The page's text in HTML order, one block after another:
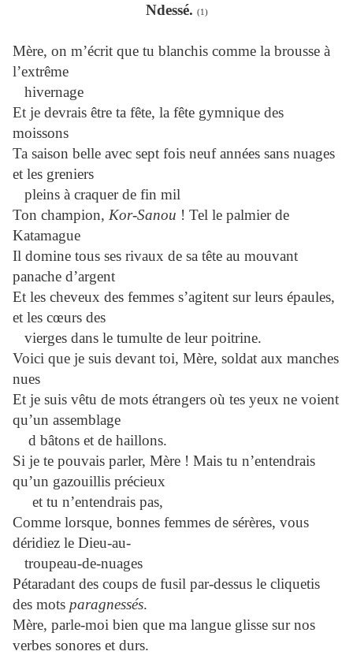
Ndessé. (1)
Mère, on m’écrit que tu blanchis comme la brousse à
l’extrême
hivernage
Et je devrais être ta fête, la fête gymnique des
moissons
Ta saison belle avec sept fois neuf années sans nuages
et les greniers
pleins à craquer de fin mil
Ton champion, Kor-Sanou ! Tel le palmier de
Katamague
Il domine tous ses rivaux de sa tête au mouvant
panache d’argent
Et les cheveux des femmes s’agitent sur leurs épaules,
et les cœurs des
vierges dans le tumulte de leur poitrine.
Voici que je suis devant toi, Mère, soldat aux manches
nues
Et je suis vêtu de mots étrangers où tes yeux ne voient
qu’un assemblage
d bâtons et de haillons.
Si je te pouvais parler, Mère ! Mais tu n’entendrais
qu’un gazouillis précieux
et tu n’entendrais pas,
Comme lorsque, bonnes femmes de sérères, vous
déridiez le Dieu-au-
troupeau-de-nuages
Pétaradant des coups de fusil par-dessus le cliquetis
des mots paragnessés.
Mère, parle-moi bien que ma langue glisse sur nos
verbes sonores et durs.